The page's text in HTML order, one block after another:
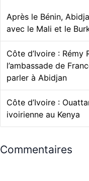
Après le Bénin,
avec le Mali et le
Côte d’Ivoire : Rémy
l’ambassade de
parler à Abidjan
Côte d’Ivoire :
ivoirienne au Kenya
Commentaires